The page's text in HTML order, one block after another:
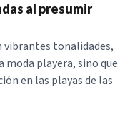
al presumir
vibrantes tonalidades,
playera, sino que
en las playas de las